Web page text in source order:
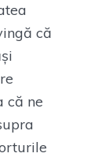
că
că ne